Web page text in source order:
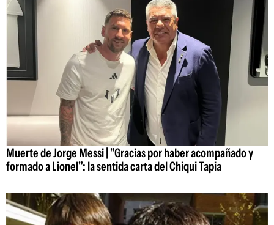
Muerte de Jorge Messi | "Gracias por haber acompañado y
formado a Lionel": la sentida carta del Chiqui Tapia